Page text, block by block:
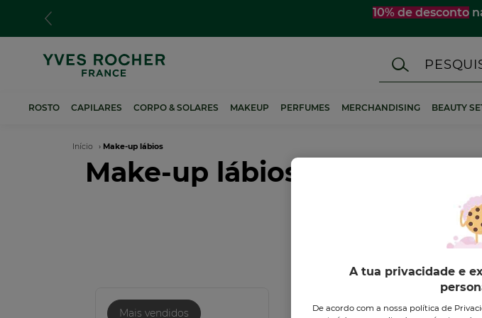
conteúdo
Descobre os essenciais
ROSTO CAPILARES CORPO & SOLARES MAKEUP PERFUMES MERCHANDISING BEAUTY
Navegação
estrutural
Início Make-up lábios
Make-up lábios
Mais vendidos
A tua privacidade e
De acordo com a nossa política de